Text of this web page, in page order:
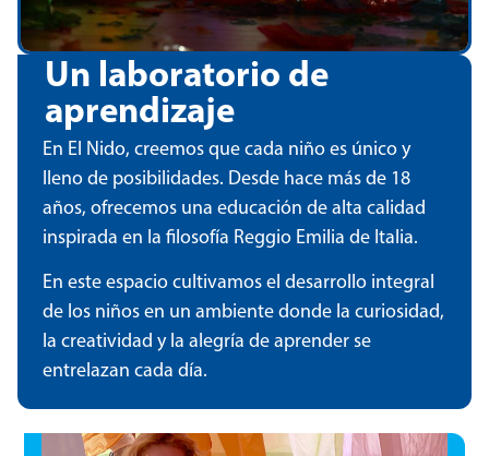
Un laboratorio de
aprendizaje
En El Nido, creemos que cada niño es único y
lleno de posibilidades. Desde hace más de 18
años, ofrecemos una educación de alta calidad
inspirada en la filosofía Reggio Emilia de Italia.
En este espacio cultivamos el desarrollo integral
de los niños en un ambiente donde la curiosidad,
la creatividad y la alegría de aprender se
entrelazan cada día.